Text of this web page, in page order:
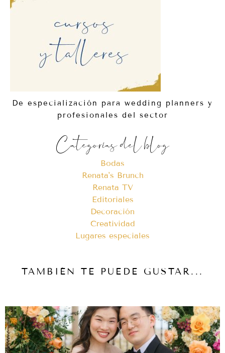
De especialización para wedding planners y
profesionales del sector
Categorías del blog
Bodas
Renata's Brunch
Renata TV
Editoriales
Decoración
Creatividad
Lugares especiales
TAMBIÉN TE PUEDE GUSTAR...